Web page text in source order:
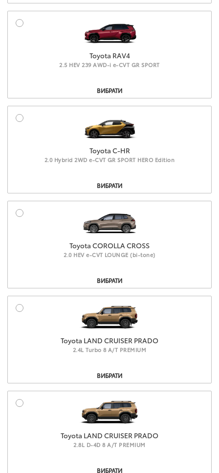
Toyota RAV4
Комплектация2.5 HEV 239 AWD-i e-CVT GR SPORT
ВИБРАТИ
Toyota C-HR
Комплектация2.0 Hybrid 2WD e-CVT GR SPORT HERO Edition
ВИБРАТИ
Toyota COROLLA CROSS
2.0 HEV e-CVT LOUNGE (bi-tone)
ВИБРАТИ
Toyota LAND CRUISER PRADO
2.4L Turbo 8 A/T PREMIUM
ВИБРАТИ
Toyota LAND CRUISER PRADO
2.8L D-4D 8 A/T PREMIUM
ВИБРАТИ